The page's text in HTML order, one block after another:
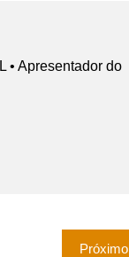
• Apresentador do
Próximo